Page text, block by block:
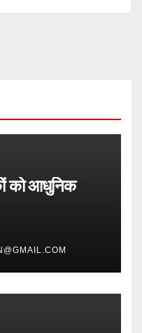
को आधुनिक